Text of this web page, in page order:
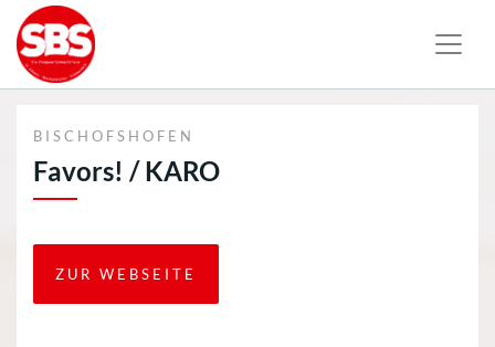
BISCHOFSHOFEN
Favors! / KARO
ZUR WEBSEITE